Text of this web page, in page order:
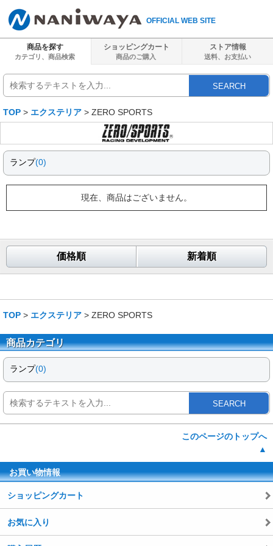
OFFICIAL WEB SITE
商品を探す
カテゴリ、商品検索
ショッピングカート
商品のご購入
ストア情報
送料、 お支払い
SEARCH
TOP > エクステリア > ZERO SPORTS
ランプ(0)
現在、商品はございません。
価格順 新着順
TOP > エクステリア > ZERO SPORTS
商品カテゴリ
ランプ(0)
SEARCH
このページのトップへ
▲
お買い物情報
ショッピングカート
お気に入り